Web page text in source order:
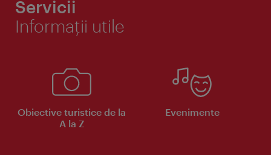
Servicii
Informaţii utile
Obiective turistice de la
A la Z
Evenimente